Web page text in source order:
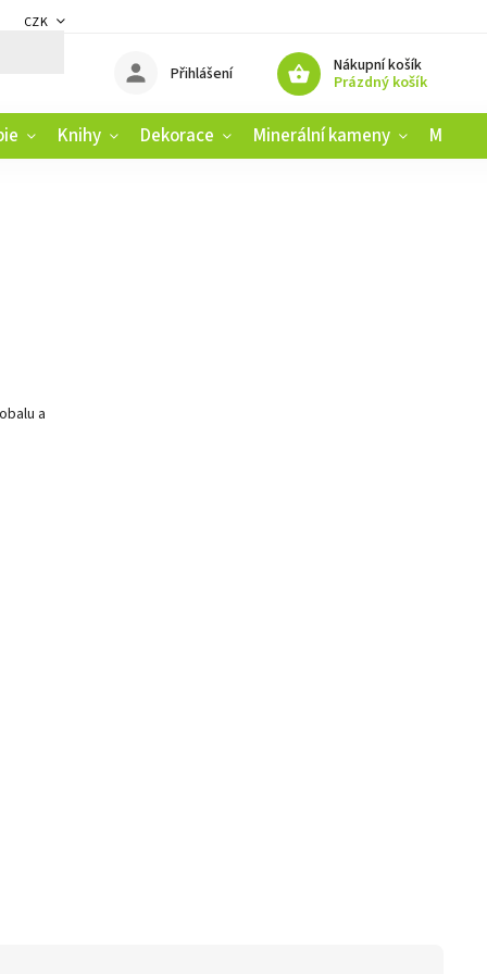
CZK
Nákupní košík
Prázdný košík
Přihlášení
Knihy Dekorace Minerální kameny
a